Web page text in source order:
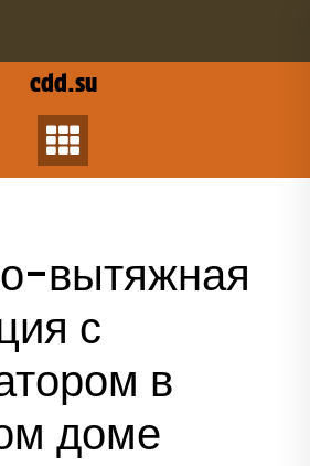
cdd.su
вытяжная
с
в
доме